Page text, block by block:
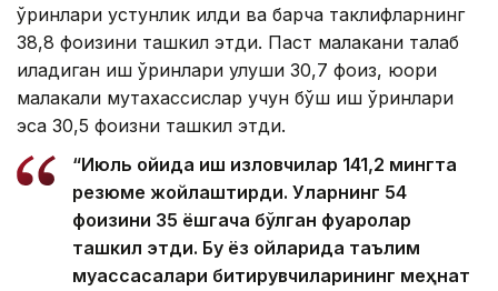
ўринлари устунлик қилди ва барча таклифларнинг
38,8 фоизини ташкил этди. Паст малакани талаб
қиладиган иш ўринлари улуши 30,7 фоиз, юқори
малакали мутахассислар учун бўш иш ўринлари
эса 30,5 фоизни ташкил этди.
“Июль ойида иш изловчилар 141,2 мингта
резюме жойлаштирди. Уларнинг 54
фоизини 35 ёшгача бўлган фуқаролар
ташкил этди. Бу ёз ойларида таълим
муассасалари битирувчиларининг меҳнат